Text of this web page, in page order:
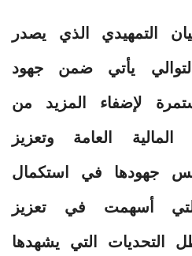
التمهيدي الذي يصدر
يأتي ضمن جهود
لإضفاء المزيد من
العامة وتعزيز
جهودها في استكمال
أسهمت في تعزيز
التحديات التي يشهدها